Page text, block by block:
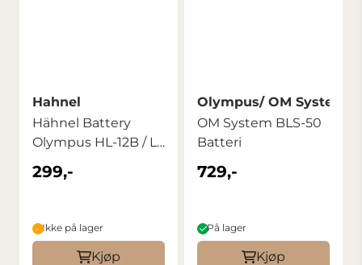
Hahnel
Hähnel Battery
Olympus HL-12B / Li-
10B/12B
299,-
Ikke på lager
Kjøp
Olympus/ OM Systems
OM System BLS-50
Batteri
729,-
På lager
Kjøp